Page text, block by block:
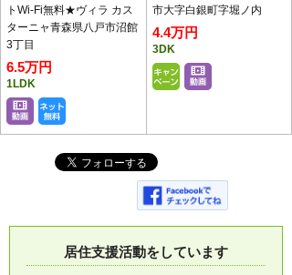
トWi-Fi無料★ヴィラ カス
ターニャ青森県八戸市沼館
3丁目
6.5万円
1LDK
市大字白銀町字堀ノ内
4.4万円
3DK
居住支援活動をしています